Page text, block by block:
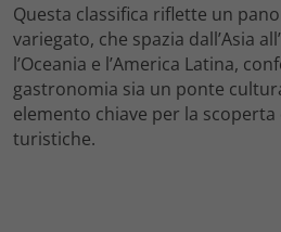
Questa classifica riflette un
variegato, che spazia dall’Asia
l’Oceania e l’America Latina,
gastronomia sia un ponte
elemento chiave per la
turistiche.